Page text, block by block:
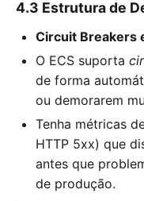
4.3 Estrutura de
Circuit Breakers
O ECS suporta
de forma
ou demorarem
Tenha métricas
HTTP 5xx) que
antes que
de produção.